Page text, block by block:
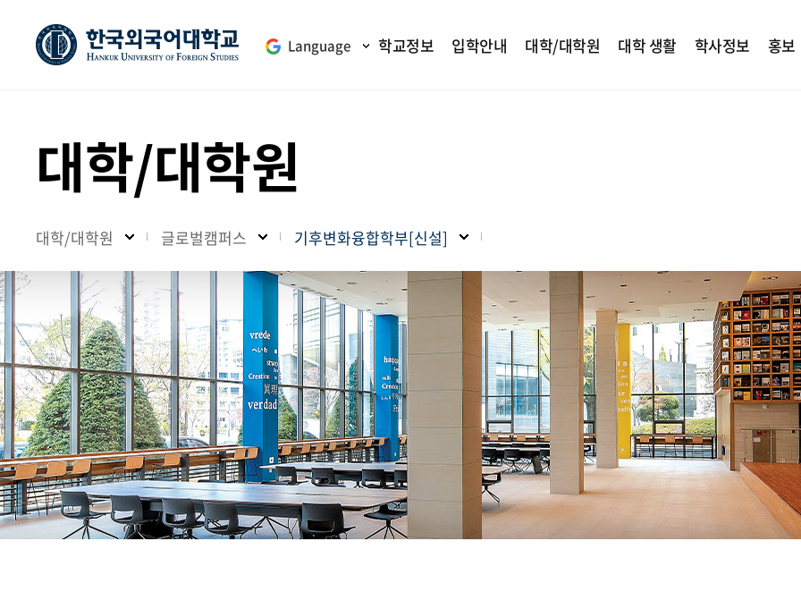
Language 학교정보 입학안내 대학/대학원 대학 생활 학사정보 홍보
대학/대학원
대학/대학원 글로벌캠퍼스 기후변화융합학부[신설]